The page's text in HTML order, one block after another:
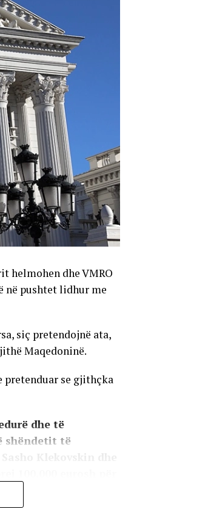
helmohen dhe VMRO
në pushtet lidhur me
siç pretendojnë ata,
Maqedoninë.
pretenduar se gjithçka
dhe të
shëndetit të